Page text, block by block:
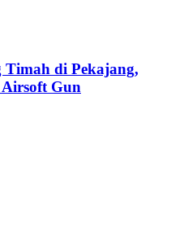
Timah di Pekajang,
Gun